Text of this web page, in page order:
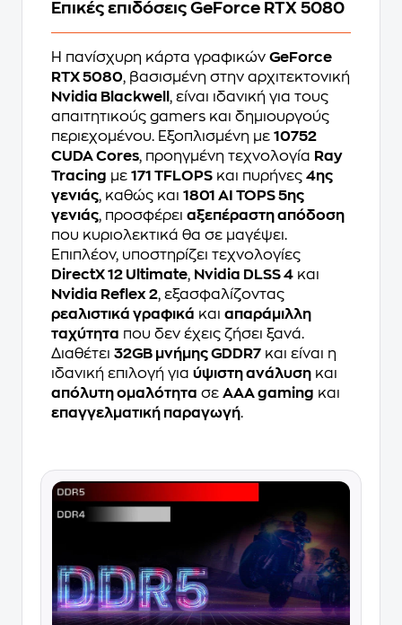
Επικές επιδόσεις GeForce RTX 5080
Η πανίσχυρη κάρτα γραφικών GeForce
RTX 5080, βασισμένη στην αρχιτεκτονική
Nvidia Blackwell , είναι ιδανική για τους
απαιτητικούς gamers και δημιουργούς
περιεχομένου. Εξοπλισμένη με 10752
CUDA Cores, προηγμένη τεχνολογία Ray
Tracing με 171 TFLOPS και πυρήνες 4ης
γενιάς, καθώς και 1801 AI TOPS 5ης
γενιάς, προσφέρει αξεπέραστη απόδοση
που κυριολεκτικά θα σε μαγέψει.
Επιπλέον, υποστηρίζει τεχνολογίες
DirectX 12 Ultimate, Nvidia DLSS 4 και
Nvidia Reflex 2, εξασφαλίζοντας
ρεαλιστικά γραφικά και απαράμιλλη
ταχύτητα που δεν έχεις ζήσει ξανά.
Διαθέτει 32GB μνήμης GDDR7 και είναι η
ιδανική επιλογή για ύψιστη ανάλυση και
απόλυτη ομαλότητα σε AAA gaming και
επαγγελματική παραγωγή.